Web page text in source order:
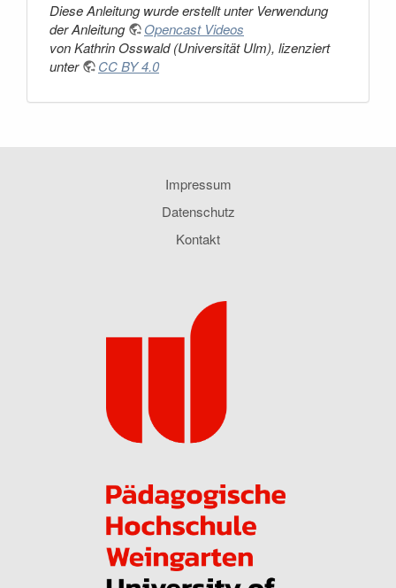
Diese Anleitung wurde erstellt unter Verwendung
der Anleitung
Opencast Videos
von Kathrin Osswald (Universität Ulm), lizenziert
unter
CC BY 4.0
Impressum
Datenschutz
Kontakt